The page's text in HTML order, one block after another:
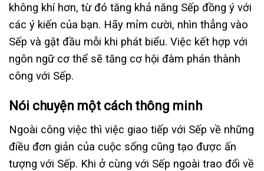
không khí hơn, từ đó tăng khả năng Sếp đồng ý với
các ý kiến của bạn. Hãy mỉm cười, nhìn thẳng vào
Sếp và gật đầu mỗi khi phát biểu. Việc kết hợp với
ngôn ngữ cơ thể sẽ tăng cơ hội đàm phán thành
công với Sếp.
Nói chuyện một cách thông minh
Ngoài công việc thì việc giao tiếp với Sếp về những
điều đơn giản của cuộc sống cũng tạo được ấn
tượng với Sếp. Khi ở cùng với Sếp ngoài trao đổi về